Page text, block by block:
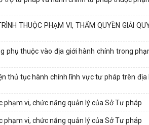
THUỘC PHẠM VI, THẨM QUYỀN GIẢI
phụ thuộc vào địa giới hành chính trong
thủ tục hành chính lĩnh vực tư pháp trên
vi, chức năng quản lý của Sở Tư pháp
vi, chức năng quản lý của Sở Tư pháp